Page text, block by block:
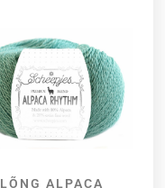
LÕNG ALPACA